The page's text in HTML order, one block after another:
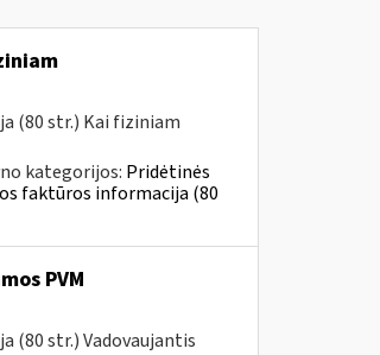
(80 str.) Kai fiziniam
kategorijos: Pridėtinės
faktūros informacija (80
PVM
(80 str.) Vadovaujantis